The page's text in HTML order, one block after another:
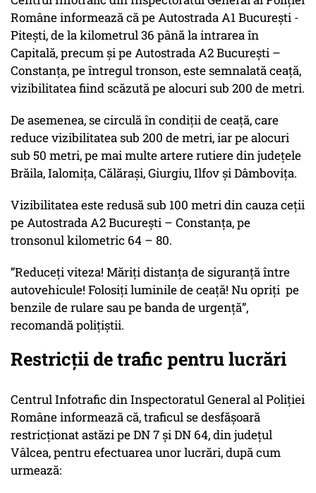
Române informează că pe Autostrada A1 București -
Pitești, de la kilometrul 36 până la intrarea în
Capitală, precum și pe Autostrada A2 București –
Constanța, pe întregul tronson, este semnalată ceață,
vizibilitatea fiind scăzută pe alocuri sub 200 de metri.
De asemenea, se circulă în condiții de ceață, care
reduce vizibilitatea sub 200 de metri, iar pe alocuri
sub 50 metri, pe mai multe artere rutiere din județele
Brăila, Ialomița, Călărași, Giurgiu, Ilfov și Dâmbovița.
Vizibilitatea este redusă sub 100 metri din cauza ceții
pe Autostrada A2 București – Constanța, pe
tronsonul kilometric 64 – 80.
”Reduceți viteza! Măriți distanța de siguranță între
autovehicule! Folosiți luminile de ceață! Nu opriți pe
benzile de rulare sau pe banda de urgenţă”,
recomandă polițiștii.
Restricții de trafic pentru lucrări
Centrul Infotrafic din Inspectoratul General al Poliției
Române informează că, traficul se desfășoară
restricționat astăzi pe DN 7 și DN 64, din județul
Vâlcea, pentru efectuarea unor lucrări, după cum
urmează: